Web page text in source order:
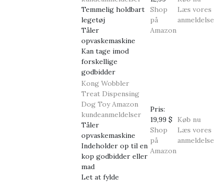
Temmelig holdbart
legetøj
Tåler
opvaskemaskine
Kan tage imod
forskellige
godbidder
Shop
på
Amazon
Læs vores
anmeldelse
Kong Wobbler
Treat Dispensing
Dog Toy Amazon
kundeanmeldelser
Tåler
opvaskemaskine
Indeholder op til en
kop godbidder eller
mad
Let at fylde
Pris:
19,99 $
Shop
på
Amazon
Køb nu
Læs vores
anmeldelse